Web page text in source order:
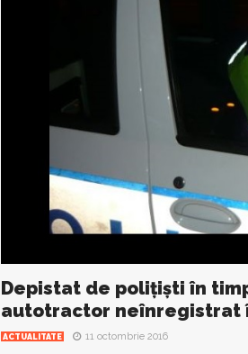
Depistat de polițiști în
autotractor neînregistrat
ACTUALITATE 11 octombrie 2016